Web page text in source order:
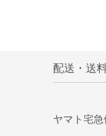
配送・送
ヤマト宅